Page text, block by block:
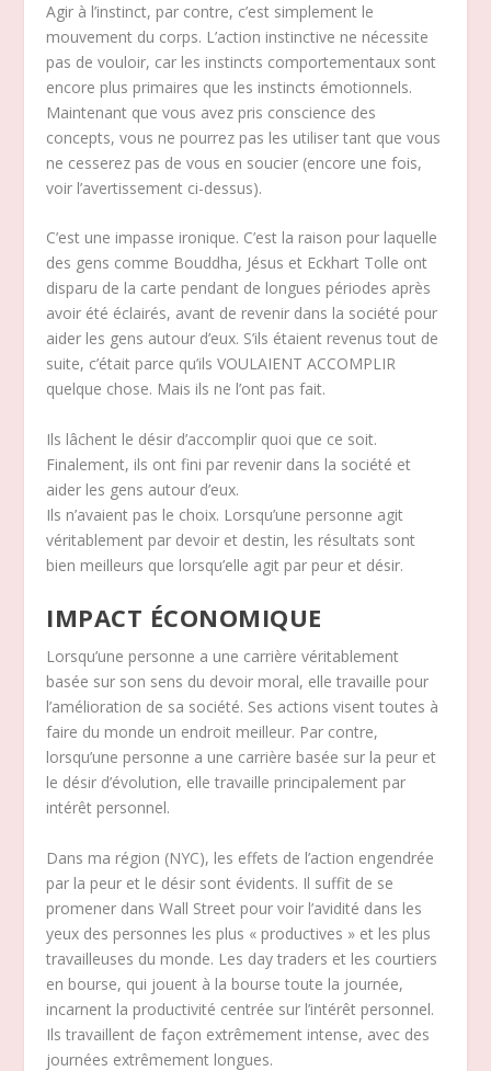
Agir à l’instinct, par contre, c’est simplement le
mouvement du corps. L’action instinctive ne nécessite
pas de vouloir, car les instincts comportementaux sont
encore plus primaires que les instincts émotionnels.
Maintenant que vous avez pris conscience des
concepts, vous ne pourrez pas les utiliser tant que vous
ne cesserez pas de vous en soucier (encore une fois,
voir l’avertissement ci-dessus).
C’est une impasse ironique. C’est la raison pour laquelle
des gens comme Bouddha, Jésus et Eckhart Tolle ont
disparu de la carte pendant de longues périodes après
avoir été éclairés, avant de revenir dans la société pour
aider les gens autour d’eux. S’ils étaient revenus tout de
suite, c’était parce qu’ils VOULAIENT ACCOMPLIR
quelque chose. Mais ils ne l’ont pas fait.
Ils lâchent le désir d’accomplir quoi que ce soit.
Finalement, ils ont fini par revenir dans la société et
aider les gens autour d’eux.
Ils n’avaient pas le choix. Lorsqu’une personne agit
véritablement par devoir et destin, les résultats sont
bien meilleurs que lorsqu’elle agit par peur et désir.
IMPACT ÉCONOMIQUE
Lorsqu’une personne a une carrière véritablement
basée sur son sens du devoir moral, elle travaille pour
l’amélioration de sa société. Ses actions visent toutes à
faire du monde un endroit meilleur. Par contre,
lorsqu’une personne a une carrière basée sur la peur et
le désir d’évolution, elle travaille principalement par
intérêt personnel.
Dans ma région (NYC), les effets de l’action engendrée
par la peur et le désir sont évidents. Il suffit de se
promener dans Wall Street pour voir l’avidité dans les
yeux des personnes les plus « productives » et les plus
travailleuses du monde. Les day traders et les courtiers
en bourse, qui jouent à la bourse toute la journée,
incarnent la productivité centrée sur l’intérêt personnel.
Ils travaillent de façon extrêmement intense, avec des
journées extrêmement longues.